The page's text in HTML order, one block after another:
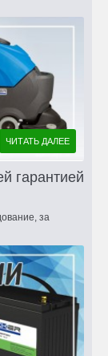
ЧИТАТЬ ДАЛЕЕ
гарантией
за